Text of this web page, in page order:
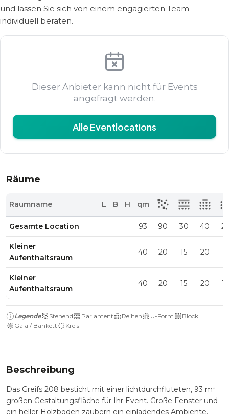
und lassen Sie sich von einem engagierten Team
individuell beraten.
Dieser Anbieter kann nicht für Events
angefragt werden.
Alle Eventlocations
Räume
Raumname L B H qm
Gesamte Location 93 90 30 40
Kleiner
Aufenthaltsraum
40 20 15 20
Kleiner
Aufenthaltsraum
40 20 15 20
Legende Stehend Parlament Reihen U-Form
Block
Gala / Bankett
Kreis
Beschreibung
Das Greifs 208 besticht mit einer lichtdurchfluteten, 93 m²
großen Gestaltungsfläche für Ihr Event. Große Fenster und
ein heller Holzboden zaubern ein einladendes Ambiente.